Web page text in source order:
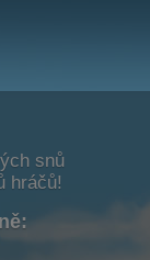
snů
hráčů!